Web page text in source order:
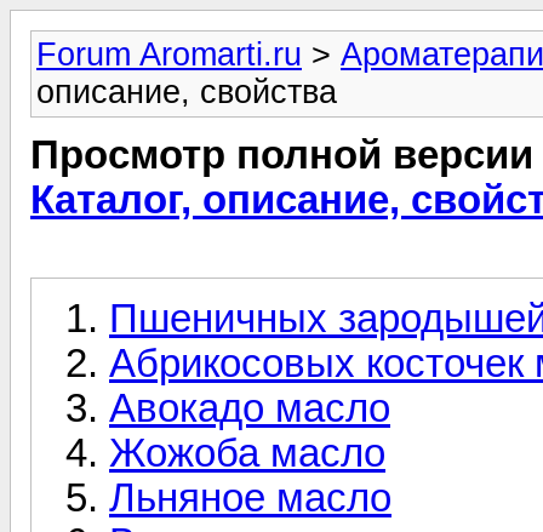
Forum Aromarti.ru >
описание, свойства
Просмотр полной
Каталог, описание,
Пшеничных
Абрикосовых косточек
Авокадо масло
Жожоба масло
Льняное масло